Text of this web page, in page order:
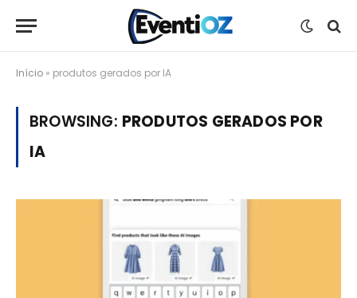
Início » produtos gerados por IA
BROWSING: PRODUTOS GERADOS POR
IA